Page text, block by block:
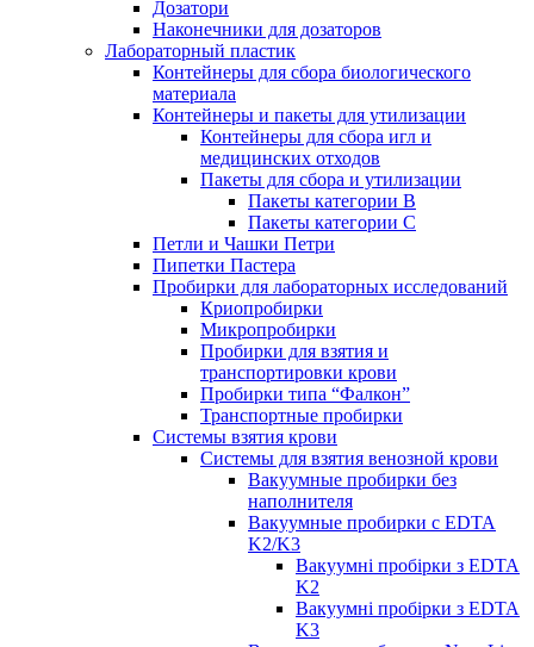
Дозатори
Наконечники для дозаторов
Лабораторный пластик
Контейнеры для сбора биологического
материала
Контейнеры и пакеты для утилизации
Контейнеры для сбора игл и
медицинских отходов
Пакеты для сбора и утилизации
Пакеты категории B
Пакеты категории C
Петли и Чашки Петри
Пипетки Пастера
Пробирки для лабораторных исследований
Криопробирки
Микропробирки
Пробирки для взятия и
транспортировки крови
Пробирки типа “Фалкон”
Транспортные пробирки
Системы взятия крови
Системы для взятия венозной крови
Вакуумные пробирки без
наполнителя
Вакуумные пробирки с EDTA
K2/K3
Вакуумні пробірки з EDTA
K2
Вакуумні пробірки з EDTA
K3